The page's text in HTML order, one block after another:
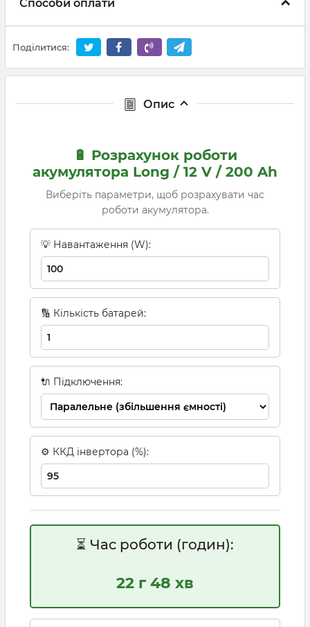
Способи оплати
Поділитися:
Опис
🔋 Розрахунок роботи
акумулятора Long / 12 V / 200 Ah
Виберіть параметри, щоб розрахувати час
роботи акумулятора.
💡 Навантаження (W):
🔢 Кількість батарей:
🔌 Підключення:
⚙ ККД інвертора (%):
⏳ Час роботи (годин):
22 г 48 хв